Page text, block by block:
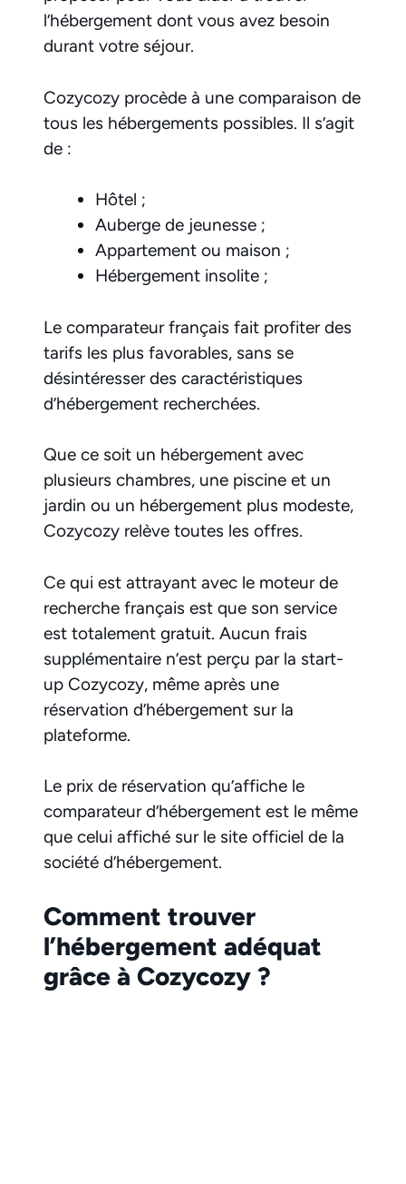
l’hébergement dont vous avez besoin
durant votre séjour.
Cozycozy procède à une comparaison de
tous les hébergements possibles. Il s’agit
de :
Hôtel ;
Auberge de jeunesse ;
Appartement ou maison ;
Hébergement insolite ;
Le comparateur français fait profiter des
tarifs les plus favorables, sans se
désintéresser des caractéristiques
d’hébergement recherchées.
Que ce soit un hébergement avec
plusieurs chambres, une piscine et un
jardin ou un hébergement plus modeste,
Cozycozy relève toutes les offres.
Ce qui est attrayant avec le moteur de
recherche français est que son service
est totalement gratuit. Aucun frais
supplémentaire n’est perçu par la start-
up Cozycozy, même après une
réservation d’hébergement sur la
plateforme.
Le prix de réservation qu’affiche le
comparateur d’hébergement est le même
que celui affiché sur le site officiel de la
société d’hébergement.
Comment trouver
l’hébergement adéquat
grâce à Cozycozy ?